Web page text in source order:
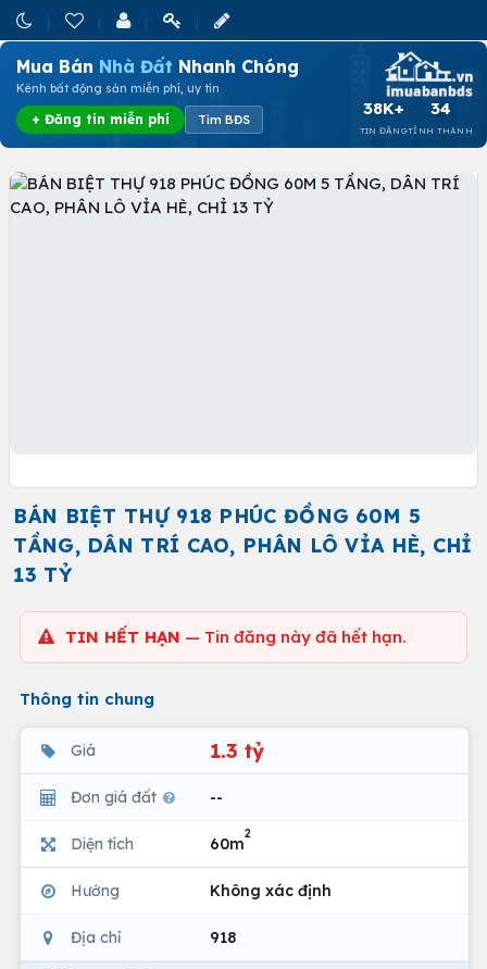
Mua Bán Nhà Đất Nhanh Chóng
Kênh bất động sản miễn phí, uy tín
+ Đăng tin miễn phí Tìm BĐS
38K+
TIN ĐĂNG
34
TỈNH THÀNH
BÁN BIỆT THỰ 918 PHÚC ĐỒNG 60M 5
TẦNG, DÂN TRÍ CAO, PHÂN LÔ VỈA HÈ, CHỈ
13 TỶ
TIN HẾT HẠN — Tin đăng này đã hết hạn.
Thông tin chung
Giá 1.3 tỷ
Đơn giá đất --
Diện tích 60m
2
Hướng Không xác định
Địa chỉ 918